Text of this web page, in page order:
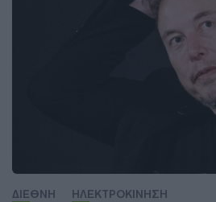
ΔΙΕΘΝΗ ΗΛΕΚΤΡΟΚΙΝΗΣΗ